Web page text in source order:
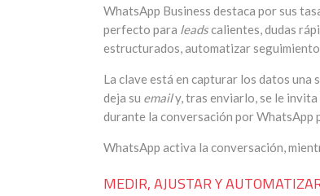
WhatsApp Business destaca por sus
perfecto para leadscalientes, dudas
estructurados, automatizar
La clave está en capturar los datos una
deja su emaily, tras enviarlo, se le
durante la conversación por
WhatsApp activa la conversación,
MEDIR, AJUSTAR Y